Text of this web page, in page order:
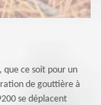
que ce soit pour un
de gouttière à
se déplacent